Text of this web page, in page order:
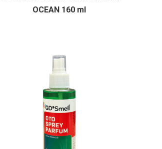
OCEAN 160 ml